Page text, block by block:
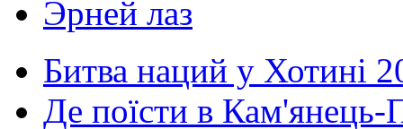
Эрней лаз
Битва наций у Хотині
Де поїсти в Кам'янець-